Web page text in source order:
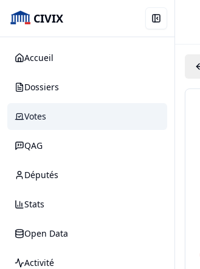
CIVIX
Accueil
Dossiers
Votes
QAG
Députés
Stats
Open Data
Activité